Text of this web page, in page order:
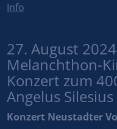
Info
27. August
Melanchthon-
Konzert zum
Angelus
Konzert Neustadter